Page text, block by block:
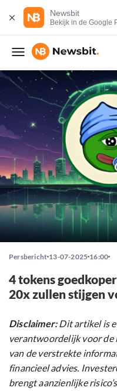
Newsbit
Bekijk in de Google
Persbericht 13-07-2025 16:00
4 tokens
20x zullen stijgen
Disclaimer:Dit artikel is
verantwoordelijk voor
van de verstrekte
financieel advies.
brengt aanzienlijke